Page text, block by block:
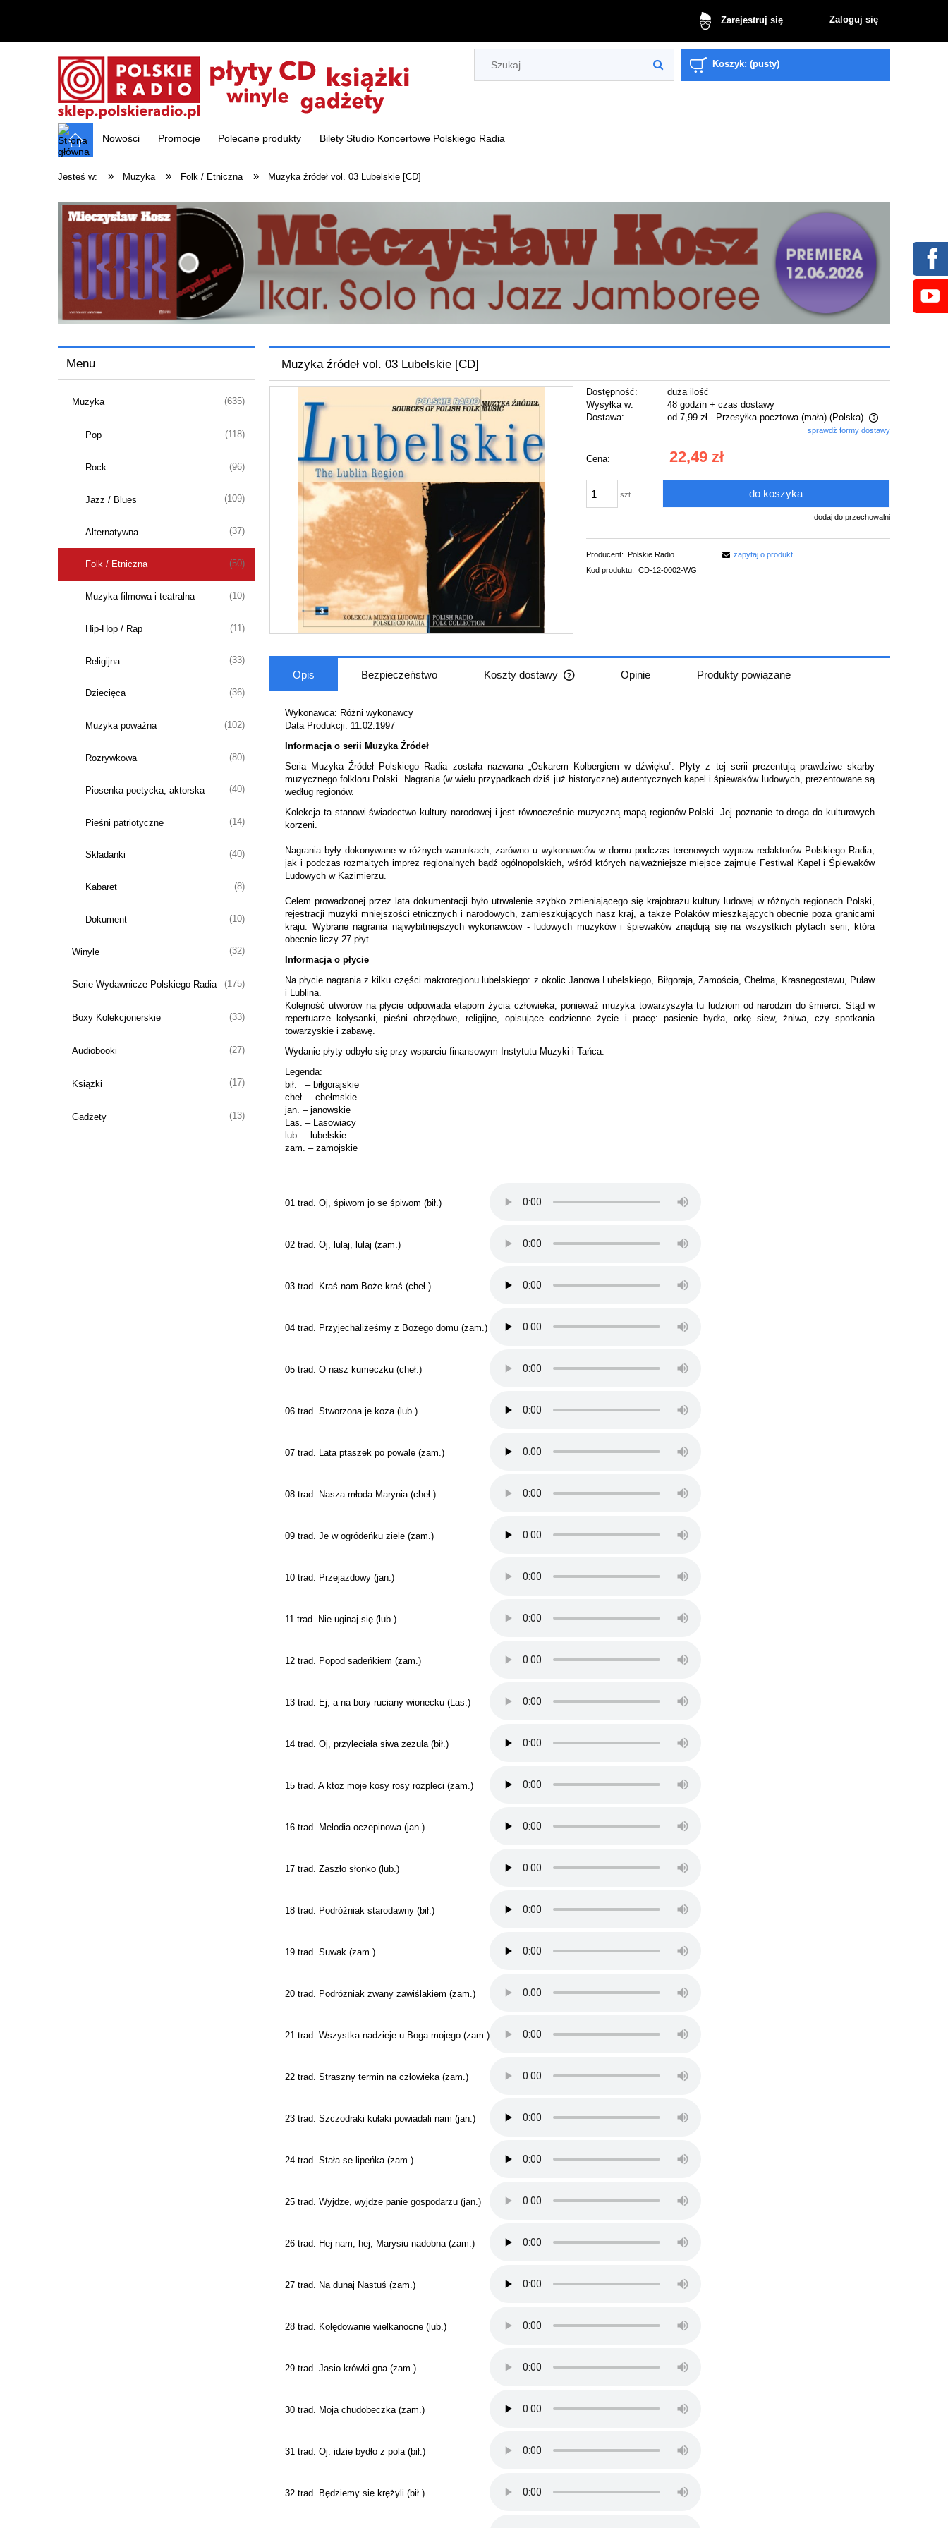
Zarejestruj się Zaloguj się
Koszyk: (pusty)
Nowości Promocje Polecane produkty Bilety Studio Koncertowe Polskiego Radia
Jesteś w: » Muzyka » Folk / Etniczna » Muzyka źródeł vol. 03 Lubelskie [CD]
Menu
Muzyka (635)
Pop (118)
Rock (96)
Jazz / Blues (109)
Alternatywna (37)
Folk / Etniczna (50)
Muzyka filmowa i teatralna (10)
Hip-Hop / Rap (11)
Religijna (33)
Dziecięca (36)
Muzyka poważna (102)
Rozrywkowa (80)
Piosenka poetycka, aktorska (40)
Pieśni patriotyczne (14)
Składanki (40)
Kabaret (8)
Dokument (10)
Winyle (32)
Serie Wydawnicze Polskiego Radia (175)
Boxy Kolekcjonerskie (33)
Audiobooki (27)
Książki (17)
Gadżety (13)
Muzyka źródeł vol. 03 Lubelskie [CD]
Dostępność:
duża ilość
Wysyłka w:
48 godzin + czas dostawy
Dostawa:
od 7,99 zł - Przesyłka pocztowa (mała) (Polska)
Cena nie zawiera ewentualnych kosztów
płatności
sprawdź formy dostawy
Cena: 22,49 zł
szt. do koszyka
dodaj do przechowalni
Producent: Polskie Radio
Kod produktu: CD-12-0002-WG
zapytaj o produkt
Opis Bezpieczeństwo Koszty dostawy Opinie Produkty powiązane
Wykonawca: Różni wykonawcy
Data Produkcji: 11.02.1997
Informacja o serii Muzyka Źródeł
Seria Muzyka Źródeł Polskiego Radia została nazwana „Oskarem Kolbergiem w dźwięku”. Płyty z tej serii prezentują prawdziwe skarby
muzycznego folkloru Polski. Nagrania (w wielu przypadkach dziś już historyczne) autentycznych kapel i śpiewaków ludowych, prezentowane są
według regionów.
Kolekcja ta stanowi świadectwo kultury narodowej i jest równocześnie muzyczną mapą regionów Polski. Jej poznanie to droga do kulturowych
korzeni.
Nagrania były dokonywane w różnych warunkach, zarówno u wykonawców w domu podczas terenowych wypraw redaktorów Polskiego Radia,
jak i podczas rozmaitych imprez regionalnych bądź ogólnopolskich, wśród których najważniejsze miejsce zajmuje Festiwal Kapel i Śpiewaków
Ludowych w Kazimierzu.
Celem prowadzonej przez lata dokumentacji było utrwalenie szybko zmieniającego się krajobrazu kultury ludowej w różnych regionach Polski,
rejestracji muzyki mniejszości etnicznych i narodowych, zamieszkujących nasz kraj, a także Polaków mieszkających obecnie poza granicami
kraju. Wybrane nagrania najwybitniejszych wykonawców - ludowych muzyków i śpiewaków znajdują się na wszystkich płytach serii, która
obecnie liczy 27 płyt.
Informacja o płycie
Na płycie nagrania z kilku części makroregionu lubelskiego: z okolic Janowa Lubelskiego, Biłgoraja, Zamościa, Chełma, Krasnegostawu, Puław
i Lublina.
Kolejność utworów na płycie odpowiada etapom życia człowieka, ponieważ muzyka towarzyszyła tu ludziom od narodzin do śmierci. Stąd w
repertuarze kołysanki, pieśni obrzędowe, religijne, opisujące codzienne życie i pracę: pasienie bydła, orkę siew, żniwa, czy spotkania
towarzyskie i zabawę.
Wydanie płyty odbyło się przy wsparciu finansowym Instytutu Muzyki i Tańca.
Legenda:
bił. – biłgorajskie
cheł. – chełmskie
jan. – janowskie
Las. – Lasowiacy
lub. – lubelskie
zam. – zamojskie
01 trad. Oj, śpiwom jo se śpiwom (bił.)
02 trad. Oj, lulaj, lulaj (zam.)
03 trad. Kraś nam Boże kraś (cheł.)
04 trad. Przyjechaliżeśmy z Bożego domu (zam.)
05 trad. O nasz kumeczku (cheł.)
06 trad. Stworzona je koza (lub.)
07 trad. Lata ptaszek po powale (zam.)
08 trad. Nasza młoda Marynia (cheł.)
09 trad. Je w ogródeńku ziele (zam.)
10 trad. Przejazdowy (jan.)
11 trad. Nie uginaj się (lub.)
12 trad. Popod sadeńkiem (zam.)
13 trad. Ej, a na bory ruciany wionecku (Las.)
14 trad. Oj, przyleciała siwa zezula (bił.)
15 trad. A ktoz moje kosy rosy rozpleci (zam.)
16 trad. Melodia oczepinowa (jan.)
17 trad. Zaszło słonko (lub.)
18 trad. Podróżniak starodawny (bił.)
19 trad. Suwak (zam.)
20 trad. Podróżniak zwany zawiślakiem (zam.)
21 trad. Wszystka nadzieje u Boga mojego (zam.)
22 trad. Straszny termin na człowieka (zam.)
23 trad. Szczodraki kułaki powiadali nam (jan.)
24 trad. Stała se lipeńka (zam.)
25 trad. Wyjdze, wyjdze panie gospodarzu (jan.)
26 trad. Hej nam, hej, Marysiu nadobna (zam.)
27 trad. Na dunaj Nastuś (zam.)
28 trad. Kolędowanie wielkanocne (lub.)
29 trad. Jasio krówki gna (zam.)
30 trad. Moja chudobeczka (zam.)
31 trad. Oj. idzie bydło z pola (bił.)
32 trad. Będziemy się krężyli (bił.)